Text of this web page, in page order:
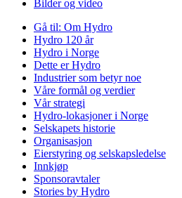
Bilder og video
Gå til: Om Hydro
Hydro 120 år
Hydro i Norge
Dette er Hydro
Industrier som betyr noe
Våre formål og verdier
Vår strategi
Hydro-lokasjoner i Norge
Selskapets historie
Organisasjon
Eierstyring og selskapsledelse
Innkjøp
Sponsoravtaler
Stories by Hydro